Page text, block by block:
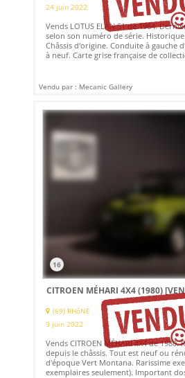
24 juin 2022
Vends LOTUS ELAN S1 de 1964.
selon son numéro de série.
Châssis d'origine. Conduite à gauche
à neuf. Carte grise française de
Vendu par : Mecanic Gallery
16
CITROEN MÉHARI 4X4 (1980)
(69) RHôNE
9 juin 2022
Vends CITROEN MÉHARI 4X4 de
depuis le châssis. Tout est neuf ou
d'époque Vert Montana. Rarissime
exemplaires seulement). Important